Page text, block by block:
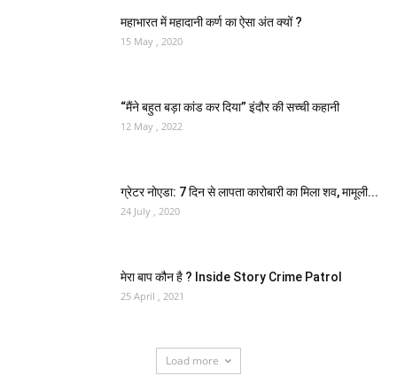
महाभारत में महादानी कर्ण का ऐसा अंत क्यों ?
15 May , 2020
“मैंने बहुत बड़ा कांड कर दिया” इंदौर की सच्ची कहानी
12 May , 2022
ग्रेटर नोएडा: 7 दिन से लापता कारोबारी का मिला शव, मामूली...
24 July , 2020
मेरा बाप कौन है ? Inside Story Crime Patrol
25 April , 2021
Load more